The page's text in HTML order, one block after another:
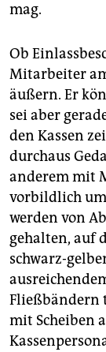
mag.
Ob
Mitarbeiter
äußern. Er
sei aber
den Kassen
durchaus
anderem mit
vorbildlich
werden von
gehalten, auf
schwarz-
Fließbändern
mit Scheiben